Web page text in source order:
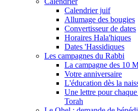
Calendrier juif
Allumage des bougies
Convertisseur de dates
Horaires Hala'hiques
Dates 'Hassidiques
Les campagnes du Rabbi
La campagne des 10
Votre anniversaire
L'éducation dès la
Une lettre pour
Torah